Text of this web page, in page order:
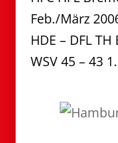
Feb./März
HDE – DFL TH
WSV 45 – 43